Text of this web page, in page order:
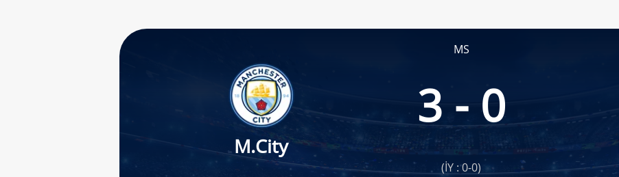
MS
M.City
3 - 0
(İY : 0-0)